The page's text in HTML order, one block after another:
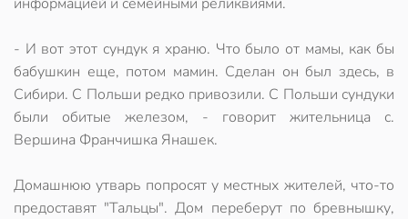
- И вот этот сундук я храню. Что было от мамы, как бы
бабушкин еще, потом мамин. Сделан он был здесь, в
Сибири. С Польши редко привозили. С Польши сундуки
были обитые железом, - говорит жительница с.
Вершина Франчишка Янашек.
Домашнюю утварь попросят у местных жителей, что-то
предоставят "Тальцы". Дом переберут по бревнышку,